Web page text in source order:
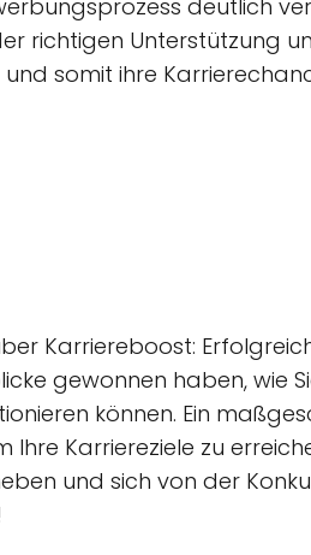
deutlich
richtigen Unterstützung
somit ihre
Karriereboost:
gewonnen haben, wie
können. Ein
Karriereziele zu
und sich von der